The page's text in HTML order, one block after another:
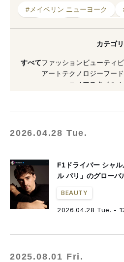
#メイベリン ニューヨーク
#就任
#ラロッシュポゼ
カテゴリ
すべてファッションビューティ
アート テクノロジーフード
ライフスタイル
2026.04.28 Tue.
F1ドライバー シャ
ル パリ」のグローバ
BEAUTY
2026.04.28 Tue. -
2025.08.01 Fri.